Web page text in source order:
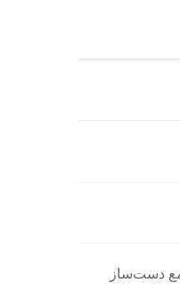
دست‌ساز